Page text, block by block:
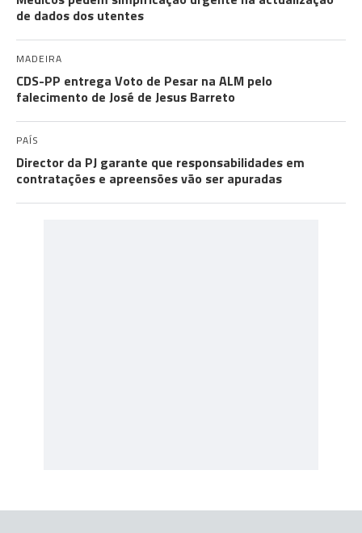
de dados dos utentes
MADEIRA
CDS-PP entrega Voto de Pesar na ALM pelo
falecimento de José de Jesus Barreto
PAÍS
Director da PJ garante que responsabilidades em
contratações e apreensões vão ser apuradas